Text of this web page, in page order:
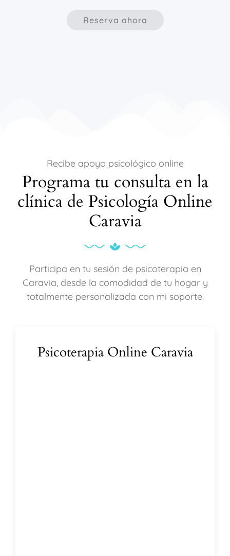
Reserva ahora
Recibe apoyo psicológico online
Programa tu consulta en la
clínica de Psicología Online
Caravia
Participa en tu sesión de psicoterapia en
Caravia, desde la comodidad de tu hogar y
totalmente personalizada con mi soporte.
Psicoterapia Online Caravia